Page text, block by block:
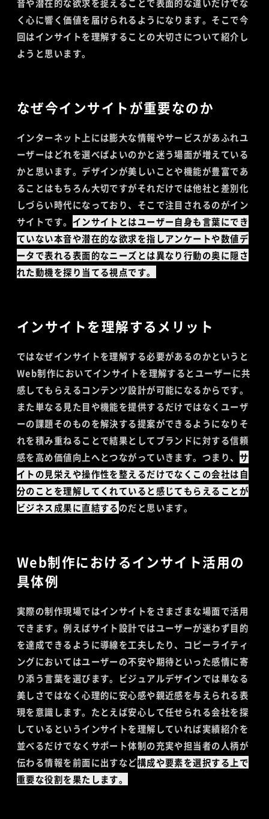
音や潜在的な欲求を捉えることで表面的な違いだけでな
く心に響く価値を届けられるようになります。そこで今
回はインサイトを理解することの大切さについて紹介し
ようと思います。
なぜ今インサイトが重要なのか
インターネット上には膨大な情報やサービスがあふれユ
ーザーはどれを選べばよいのかと迷う場面が増えている
かと思います。デザインが美しいことや機能が豊富であ
ることはもちろん大切ですがそれだけでは他社と差別化
しづらい時代になっており、そこで注目されるのがイン
サイトです。 インサイトとはユーザー自身も言葉にでき
ていない本音や潜在的な欲求を指しアンケートや数値デ
ータで表れる表面的なニーズとは異なり行動の奥に隠さ
れた動機を探り当てる視点です。
インサイトを理解するメリット
ではなぜインサイトを理解する必要があるのかというと
Web制作においてインサイトを理解するとユーザーに共
感してもらえるコンテンツ設計が可能になるからです。
また単なる見た目や機能を提供するだけではなくユーザ
ーの課題そのものを解決する提案ができるようになりそ
れを積み重ねることで結果としてブランドに対する信頼
感を高め価値向上へとつながっていきます。つまり、 サ
イトの見栄えや操作性を整えるだけでなくこの会社は自
分のことを理解してくれていると感じてもらえることが
ビジネス成果に直結するのだと思います。
Web制作におけるインサイト活用の
具体例
実際の制作現場ではインサイトをさまざまな場面で活用
できます。例えばサイト設計ではユーザーが迷わず目的
を達成できるように導線を工夫したり、コピーライティ
ングにおいてはユーザーの不安や期待といった感情に寄
り添う言葉を選びます。ビジュアルデザインでは単なる
美しさではなく心理的に安心感や親近感を与えられる表
現を意識します。たとえば安心して任せられる会社を探
しているというインサイトを理解していれば実績紹介を
並べるだけでなくサポート体制の充実や担当者の人柄が
伝わる情報を前面に出すなど構成や要素を選択する上で
重要な役割を果たします。